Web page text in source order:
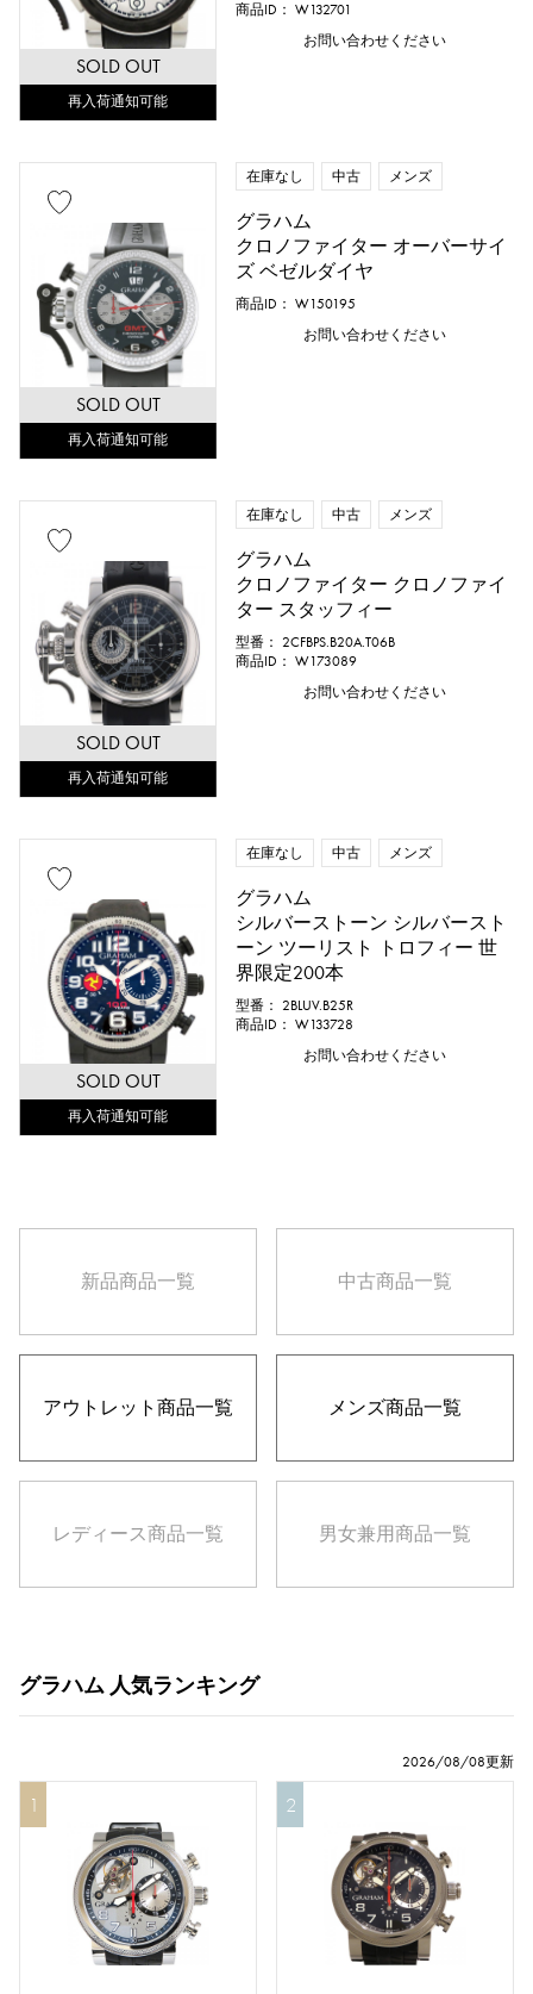
SOLD OUT
再入荷通知可能
商品ID： W132701
お問い合わせください
SOLD OUT
再入荷通知可能
在庫なし 中古 メンズ
グラハム
クロノファイター オーバーサイ
ズ ベゼルダイヤ
商品ID： W150195
お問い合わせください
SOLD OUT
再入荷通知可能
在庫なし 中古 メンズ
グラハム
クロノファイター クロノファイ
ター スタッフィー
型番： 2CFBPS.B20A.T06B
商品ID： W173089
お問い合わせください
SOLD OUT
再入荷通知可能
在庫なし 中古 メンズ
グラハム
シルバーストーン シルバースト
ーン ツーリスト トロフィー 世
界限定200本
型番： 2BLUV.B25R
商品ID： W133728
お問い合わせください
新品商品一覧 中古商品一覧
アウトレット 商品一覧 メンズ商品一覧
レディース商品一覧 男女兼用商品一覧
グラハム 人気ランキング
2026/08/08更新
1 2